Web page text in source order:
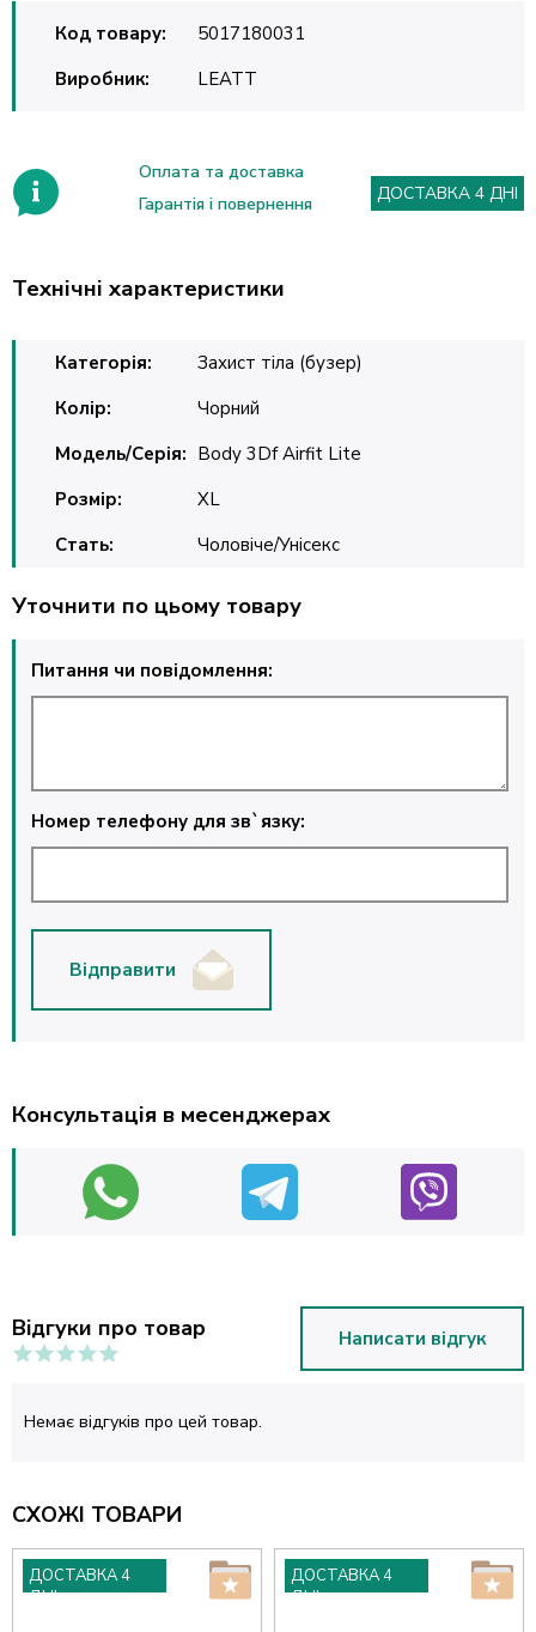
Код товару:
5017180031
Виробник:
LEATT
Оплата та доставка
Гарантія і повернення
ДОСТАВКА 4 ДНІ
Технічні характеристики
Категорія:
Захист тіла (бузер)
Колір:
Чорний
Модель/Серія: Body 3Df Airfit Lite
Розмір:
XL
Стать:
Чоловіче/Унісекс
Уточнити по цьому товару
Питання чи повідомлення:
Номер телефону для зв`язку:
Відправити
Консультація в месенджерах
Відгуки про товар Написати відгук
Немає відгуків про цей товар.
СХОЖІ ТОВАРИ
ДОСТАВКА 4
ДНІ
ДОСТАВКА 4
ДНІ